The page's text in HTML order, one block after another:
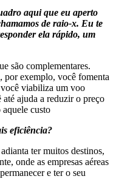
aqui que eu aperto
de raio-x. Eu te
ela rápido, um
são complementares.
por exemplo, você fomenta
viabiliza um voo
ajuda a reduzir o preço
aquele custo
eficiência?
ter muitos destinos,
onde as empresas aéreas
e ter o seu